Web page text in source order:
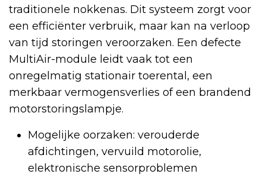
traditionele nokkenas. Dit systeem zorgt voor
een efficiënter verbruik, maar kan na verloop
van tijd storingen veroorzaken. Een defecte
MultiAir-module leidt vaak tot een
onregelmatig stationair toerental, een
merkbaar vermogensverlies of een brandend
motorstoringslampje.
Mogelijke oorzaken: verouderde
afdichtingen, vervuild motorolie,
elektronische sensorproblemen